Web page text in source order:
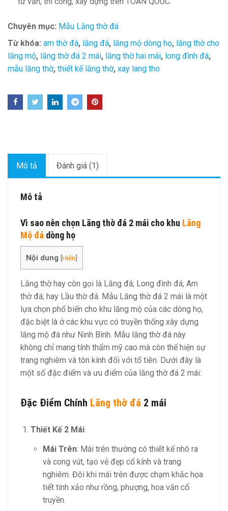
Chuyên mục: Mẫu Lăng thờ đá
Từ khóa: am thờ đá, lăng đá, lăng mộ dòng họ, lăng thờ cho
lăng mộ, lăng thờ đá 2 mái, lăng thờ hai mái, long đình đá,
mẫu lăng thờ, thiết kế lăng thờ, xay lang tho
Mô tả Đánh giá (1)
Mô tả
Vì sao nên chọn Lăng thờ đá 2 mái cho khu Lăng
Mộ đá dòng họ
Nội dung [Hiện]
Lăng thờ hay còn gọi là Lăng đá; Long đình đá; Am
thờ đá; hay Lầu thờ đá. Mẫu Lăng thờ đá 2 mái là một
lựa chọn phổ biến cho khu lăng mộ của các dòng họ,
đặc biệt là ở các khu vực có truyền thống xây dựng
lăng mộ đá như Ninh Bình. Mẫu lăng thờ đá này
không chỉ mang tính thẩm mỹ cao mà còn thể hiện sự
trang nghiêm và tôn kính đối với tổ tiên. Dưới đây là
một số đặc điểm và ưu điểm của lăng thờ đá 2 mái:
Đặc Điểm Chính Lăng thờ đá 2 mái
Thiết Kế 2 Mái:
Mái Trên: Mái trên thường có thiết kế nhô ra
và cong vút, tạo vẻ đẹp cổ kính và trang
nghiêm. Đôi khi mái trên được chạm khắc họa
tiết tinh xảo như rồng, phượng, hoa văn cổ
truyền.